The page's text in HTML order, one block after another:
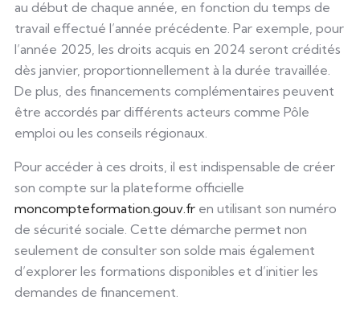
au début de chaque année, en fonction du temps de
travail effectué l’année précédente. Par exemple, pour
l’année 2025, les droits acquis en 2024 seront crédités
dès janvier, proportionnellement à la durée travaillée.
De plus, des financements complémentaires peuvent
être accordés par différents acteurs comme Pôle
emploi ou les conseils régionaux.
Pour accéder à ces droits, il est indispensable de créer
son compte sur la plateforme officielle
moncompteformation.gouv.fr en utilisant son numéro
de sécurité sociale. Cette démarche permet non
seulement de consulter son solde mais également
d’explorer les formations disponibles et d’initier les
demandes de financement.